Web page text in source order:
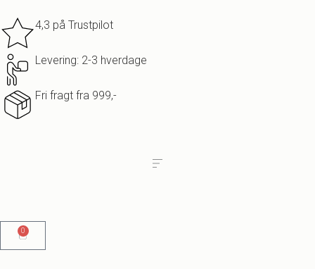
4,3 på Trustpilot
Levering: 2-3 hverdage
Fri fragt fra 999,-
0